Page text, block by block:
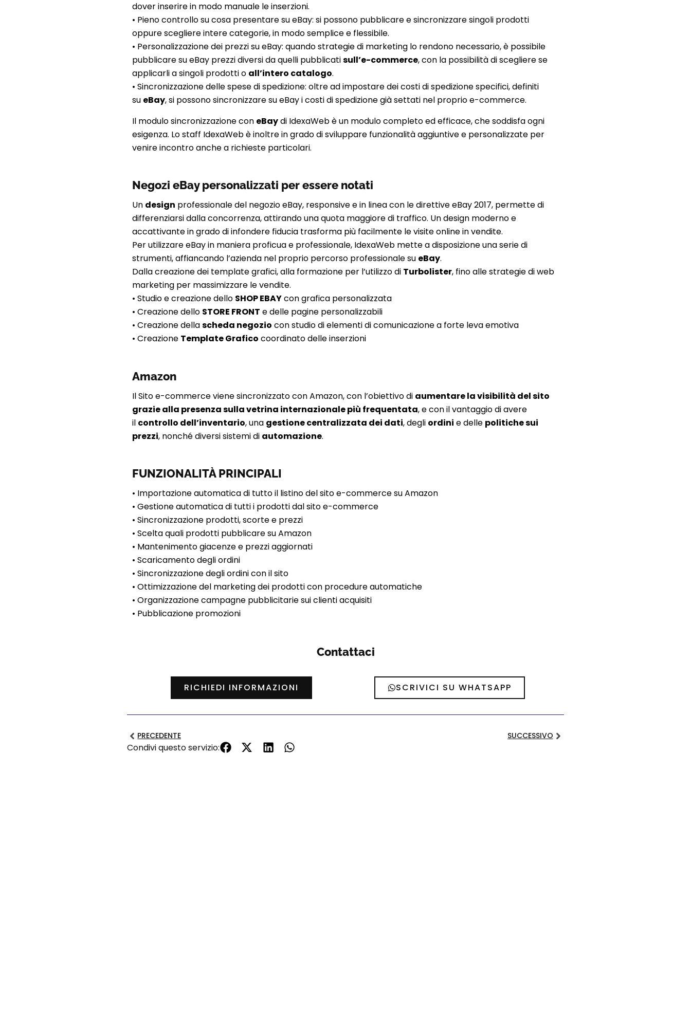
dover inserire in modo manuale le inserzioni.
• Pieno controllo su cosa presentare su eBay: si possono pubblicare e sincronizzare singoli prodotti
oppure scegliere intere categorie, in modo semplice e flessibile.
• Personalizzazione dei prezzi su eBay: quando strategie di marketing lo rendono necessario, è possibile
pubblicare su eBay prezzi diversi da quelli pubblicatisull’e-commerce, con la possibilità di scegliere se
applicarli a singoli prodotti o all’intero catalogo.
• Sincronizzazione delle spese di spedizione: oltre ad impostare dei costi di spedizione specifici, definiti
su eBay, si possono sincronizzare su eBay i costi di spedizione già settati nel proprio e-commerce.
Il modulo sincronizzazione con eBaydi IdexaWeb è un modulo completo ed efficace, che soddisfa ogni
esigenza. Lo staff IdexaWeb è inoltre in grado di sviluppare funzionalità aggiuntive e personalizzate per
venire incontro anche a richieste particolari.
Negozi eBay personalizzati per essere notati
Un design professionale del negozio eBay, responsive e in linea con le direttive eBay 2017, permette di
differenziarsi dalla concorrenza, attirando una quota maggiore di traffico. Un design moderno e
accattivante in grado di infondere fiducia trasforma più facilmente le visite online in vendite.
Per utilizzare eBay in maniera proficua e professionale, IdexaWeb mette a disposizione una serie di
strumenti, affiancando l’azienda nel proprio percorso professionale su eBay.
Dalla creazione dei template grafici, alla formazione per l’utilizzo di Turbolister, fino alle strategie di web
marketing per massimizzare le vendite.
• Studio e creazione dello SHOP EBAYcon grafica personalizzata
• Creazione dello STORE FRONT e delle pagine personalizzabili
• Creazione dellascheda negozio con studio di elementi di comunicazione a forte leva emotiva
• Creazione Template Grafico coordinato delle inserzioni
Amazon
Il Sito e-commerce viene sincronizzato con Amazon, con l’obiettivo di aumentare la visibilità del sito
grazie alla presenza sulla vetrina internazionale più frequentata, e con il vantaggio di avere
il controllo dell’inventario, una gestione centralizzata dei dati, degli ordini e delle politiche sui
prezzi, nonché diversi sistemi di automazione.
FUNZIONALITÀ PRINCIPALI
• Importazione automatica di tutto il listino del sito e-commerce su Amazon
• Gestione automatica di tutti i prodotti dal sito e-commerce
• Sincronizzazione prodotti, scorte e prezzi
• Scelta quali prodotti pubblicare su Amazon
• Mantenimento giacenze e prezzi aggiornati
• Scaricamento degli ordini
• Sincronizzazione degli ordini con il sito
• Ottimizzazione del marketing dei prodotti con procedure automatiche
• Organizzazione campagne pubblicitarie sui clienti acquisiti
• Pubblicazione promozioni
Contattaci
RICHIEDI INFORMAZIONI SCRIVICI SU WHATSAPP
PRECEDENTE SUCCESSIVO
Condivi questo servizio: